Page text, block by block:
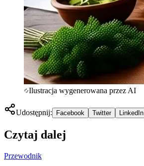
Ilustracja wygenerowana przez AI
Udostępnij: Facebook Twitter LinkedIn
Czytaj dalej
Przewodnik